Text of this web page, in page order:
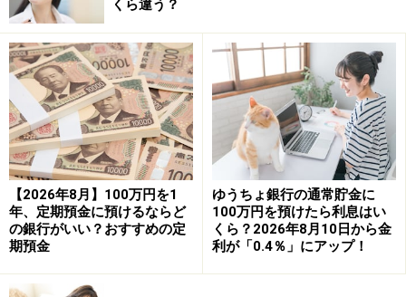
1.33％になる。預入金額50万円以上で、インターネット
限定。預入期限は口座開設日の翌々月末まで。
③楽天銀行
商品名：円定期預金
金利：1.20％
預入期間：1年
預入金額：1000円以上（1円単位）
※「夏のボーナス特別金利キャンペーン」が適用された
自動継続」による預入れも対象。キャンペーン期間は
くら違う？
【2026年8月】100万円を1
年、定期預金に預けるならど
の銀行がいい？おすすめの定
期預金
ゆうちょ銀行の通常貯金に
100万円を預けたら利息はい
くら？2026年8月10日から金
利が「0.4％」にアップ！